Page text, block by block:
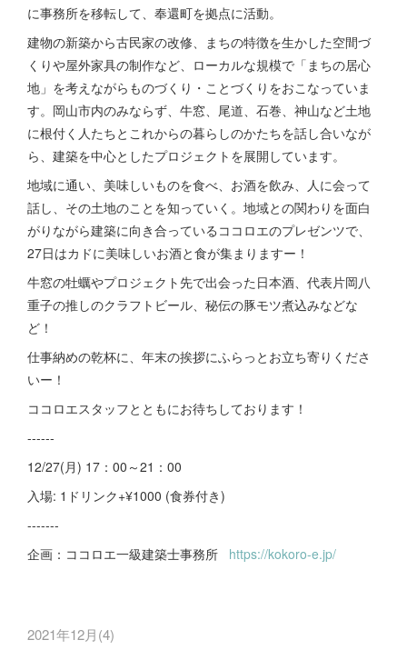
に事務所を移転して、奉還町を拠点に活動。
建物の新築から古民家の改修、まちの特徴を生かした空間づ
くりや屋外家具の制作など、ローカルな規模で「まちの居心
地」を考えながらものづくり・ことづくりをおこなっていま
す。岡山市内のみならず、牛窓、尾道、石巻、神山など土地
に根付く人たちとこれからの暮らしのかたちを話し合いなが
ら、建築を中心としたプロジェクトを展開しています。
地域に通い、美味しいものを食べ、お酒を飲み、人に会って
話し、その土地のことを知っていく。地域との関わりを面白
がりながら建築に向き合っているココロエのプレゼンツで、
27日はカドに美味しいお酒と食が集まりますー！
牛窓の牡蠣やプロジェクト先で出会った日本酒、代表片岡八
重子の推しのクラフトビール、秘伝の豚モツ煮込みなどな
ど！
仕事納めの乾杯に、年末の挨拶にふらっとお立ち寄りくださ
いー！
ココロエスタッフとともにお待ちしております！
------
12/27(月) 17：00～21：00
入場: 1ドリンク+¥1000 (食券付き)
-------
企画：ココロエ一級建築士事務所 https://kokoro-e.jp/
2021年12月(4)